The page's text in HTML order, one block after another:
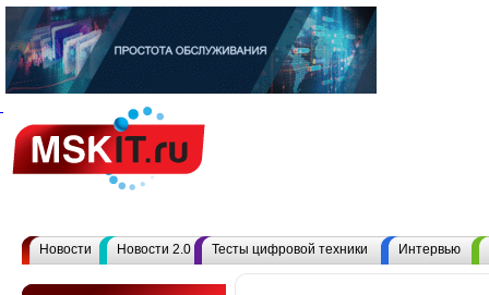
Новости Новости 2.0 Тесты цифровой техники Интервью